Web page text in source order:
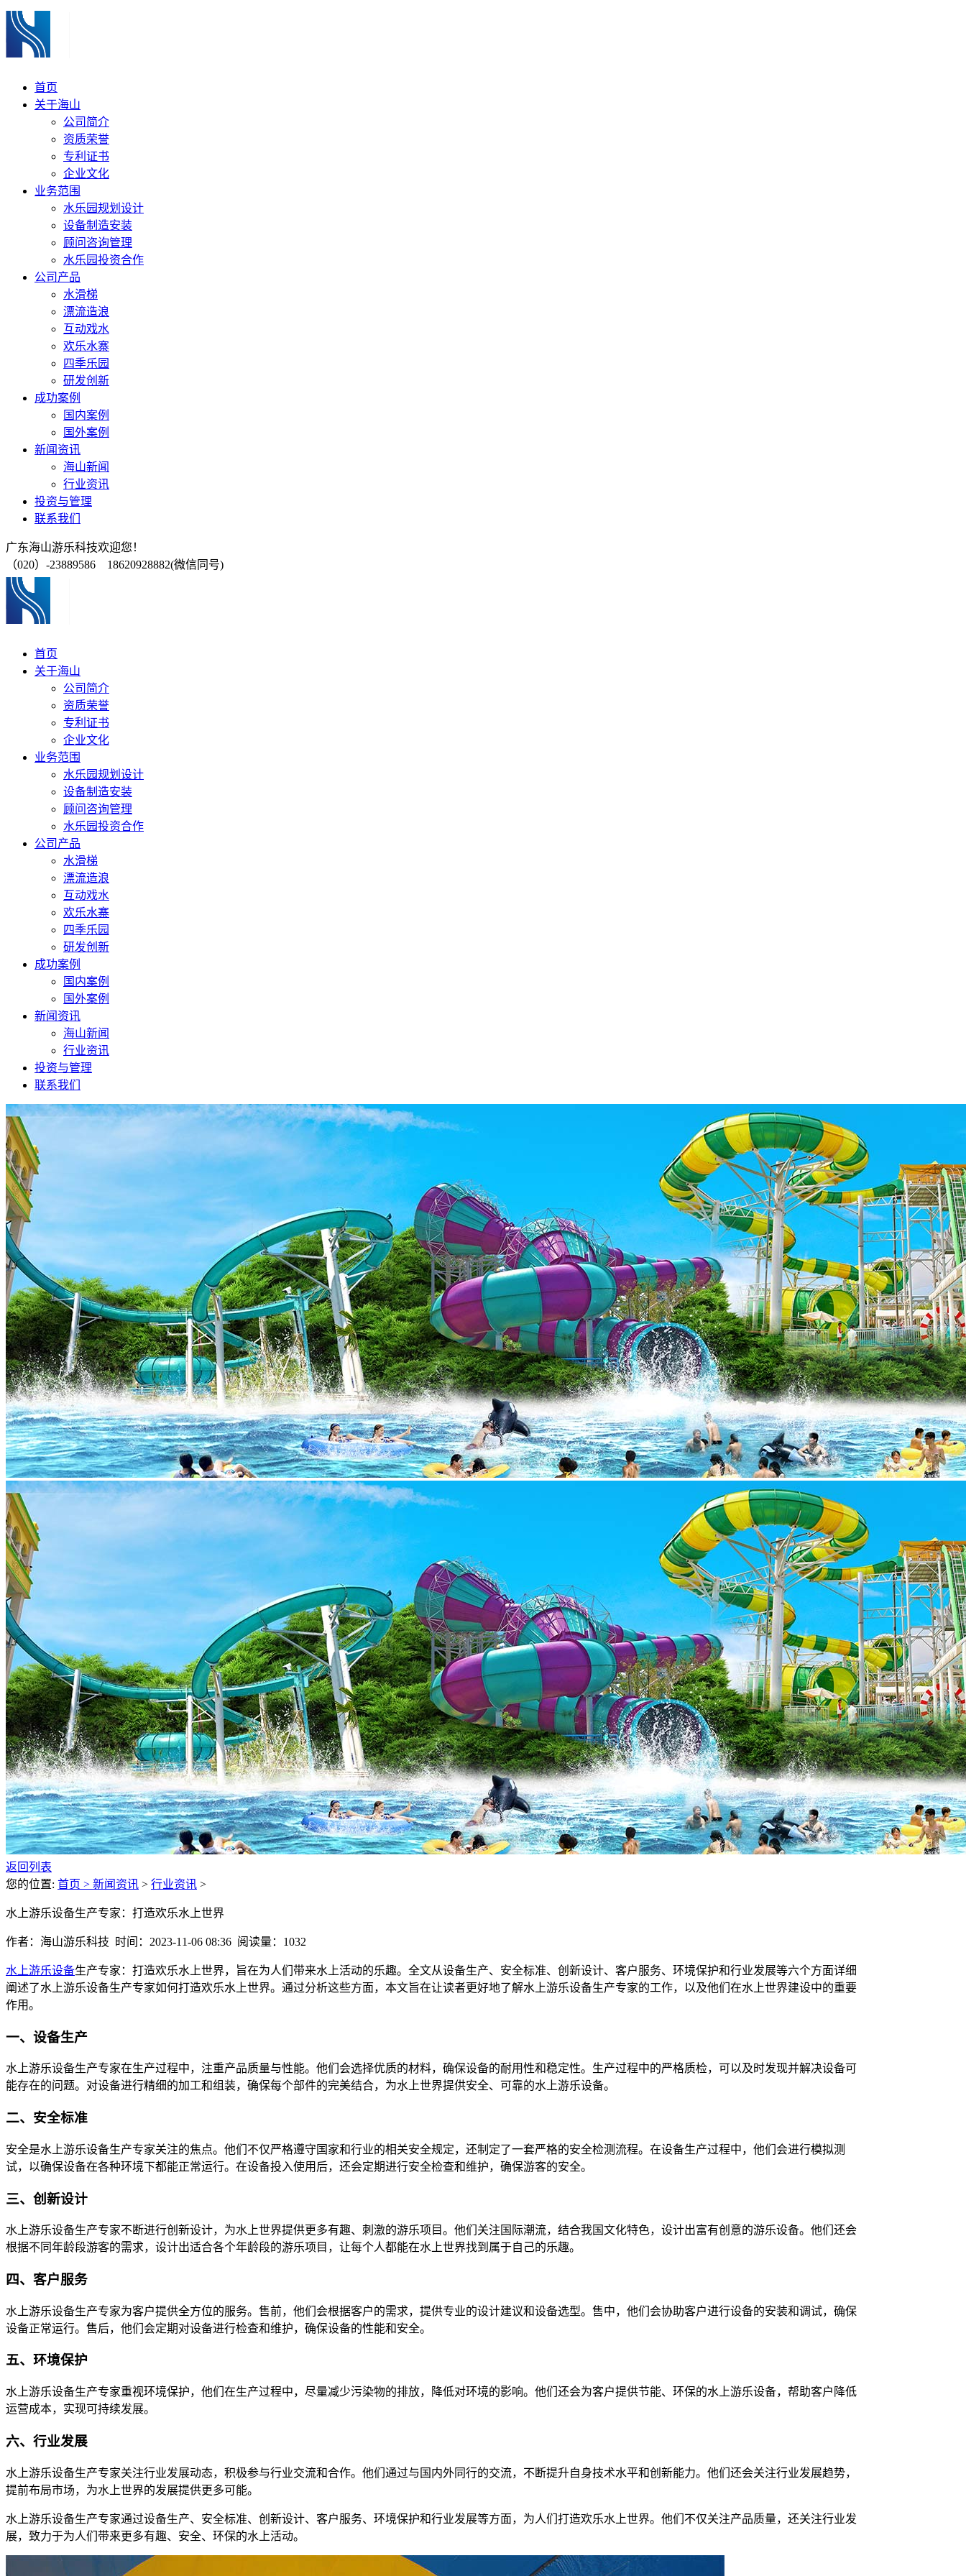
首页
关于海山
公司简介
资质荣誉
专利证书
企业文化
业务范围
水乐园规划设计
设备制造安装
顾问咨询管理
水乐园投资合作
公司产品
水滑梯
漂流造浪
互动戏水
欢乐水寨
四季乐园
研发创新
成功案例
国内案例
国外案例
新闻资讯
海山新闻
行业资讯
投资与管理
联系我们
广东海山游乐科技欢迎您！
（020）-23889586 18620928882(微信同号)
首页
关于海山
公司简介
资质荣誉
专利证书
企业文化
业务范围
水乐园规划设计
设备制造安装
顾问咨询管理
水乐园投资合作
公司产品
水滑梯
漂流造浪
互动戏水
欢乐水寨
四季乐园
研发创新
成功案例
国内案例
国外案例
新闻资讯
海山新闻
行业资讯
投资与管理
联系我们
返回列表
您的位置: 首页 > 新闻资讯 > 行业资讯 >
水上游乐设备生产专家：打造欢乐水上世界
作者：海山游乐科技 时间：2023-11-06 08:36 阅读量：1032
水上游乐设备生产专家：打造欢乐水上世界，旨在为人们带来水上活动的乐趣。全文从设备生产、安全标准、创新设计、客户服务、环境保护和行业发展等六个方面详细
阐述了水上游乐设备生产专家如何打造欢乐水上世界。通过分析这些方面，本文旨在让读者更好地了解水上游乐设备生产专家的工作，以及他们在水上世界建设中的重要
作用。
一、设备生产
水上游乐设备生产专家在生产过程中，注重产品质量与性能。他们会选择优质的材料，确保设备的耐用性和稳定性。生产过程中的严格质检，可以及时发现并解决设备可
能存在的问题。对设备进行精细的加工和组装，确保每个部件的完美结合，为水上世界提供安全、可靠的水上游乐设备。
二、安全标准
安全是水上游乐设备生产专家关注的焦点。他们不仅严格遵守国家和行业的相关安全规定，还制定了一套严格的安全检测流程。在设备生产过程中，他们会进行模拟测
试，以确保设备在各种环境下都能正常运行。在设备投入使用后，还会定期进行安全检查和维护，确保游客的安全。
三、创新设计
水上游乐设备生产专家不断进行创新设计，为水上世界提供更多有趣、刺激的游乐项目。他们关注国际潮流，结合我国文化特色，设计出富有创意的游乐设备。他们还会
根据不同年龄段游客的需求，设计出适合各个年龄段的游乐项目，让每个人都能在水上世界找到属于自己的乐趣。
四、客户服务
水上游乐设备生产专家为客户提供全方位的服务。售前，他们会根据客户的需求，提供专业的设计建议和设备选型。售中，他们会协助客户进行设备的安装和调试，确保
设备正常运行。售后，他们会定期对设备进行检查和维护，确保设备的性能和安全。
五、环境保护
水上游乐设备生产专家重视环境保护，他们在生产过程中，尽量减少污染物的排放，降低对环境的影响。他们还会为客户提供节能、环保的水上游乐设备，帮助客户降低
运营成本，实现可持续发展。
六、行业发展
水上游乐设备生产专家关注行业发展动态，积极参与行业交流和合作。他们通过与国内外同行的交流，不断提升自身技术水平和创新能力。他们还会关注行业发展趋势，
提前布局市场，为水上世界的发展提供更多可能。
水上游乐设备生产专家通过设备生产、安全标准、创新设计、客户服务、环境保护和行业发展等方面，为人们打造欢乐水上世界。他们不仅关注产品质量，还关注行业发
展，致力于为人们带来更多有趣、安全、环保的水上活动。